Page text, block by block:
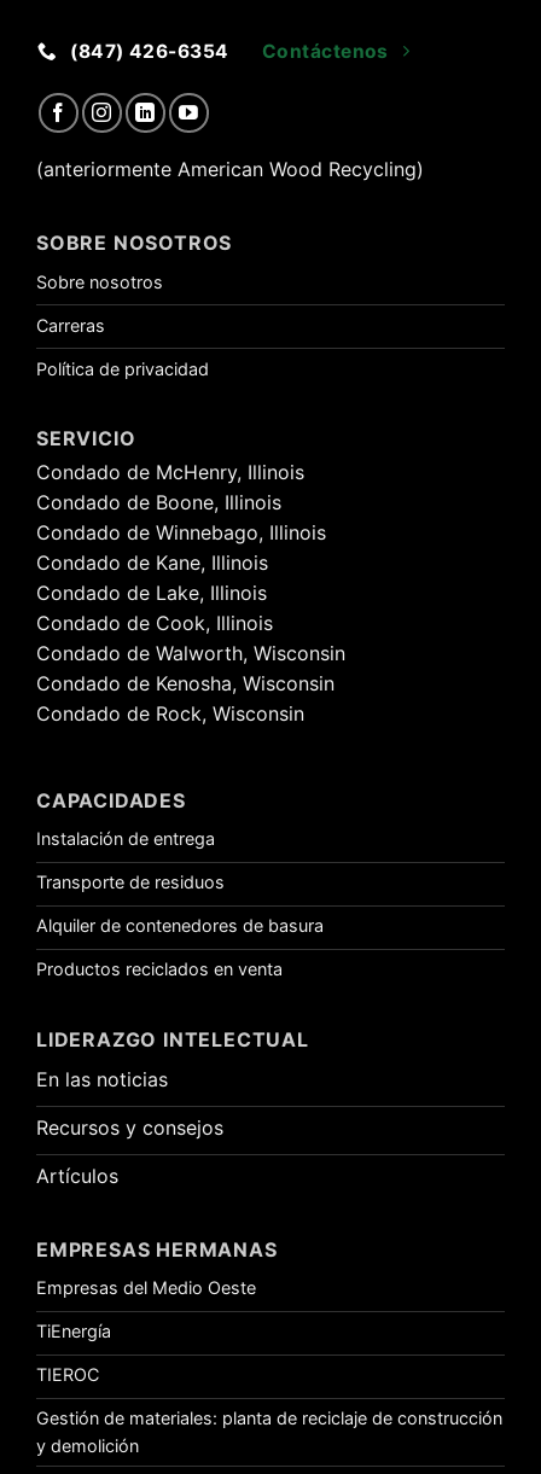
(847) 426-6354 Contáctenos
(anteriormente American Wood Recycling)
SOBRE NOSOTROS
Sobre nosotros
Carreras
Política de privacidad
SERVICIO
Condado de McHenry, Illinois
Condado de Boone, Illinois
Condado de Winnebago, Illinois
Condado de Kane, Illinois
Condado de Lake, Illinois
Condado de Cook, Illinois
Condado de Walworth, Wisconsin
Condado de Kenosha, Wisconsin
Condado de Rock, Wisconsin
CAPACIDADES
Instalación de entrega
Transporte de residuos
Alquiler de contenedores de basura
Productos reciclados en venta
LIDERAZGO INTELECTUAL
En las noticias
Recursos y consejos
Artículos
EMPRESAS HERMANAS
Empresas del Medio Oeste
TiEnergía
TIEROC
Gestión de materiales: planta de reciclaje de construcción
y demolición